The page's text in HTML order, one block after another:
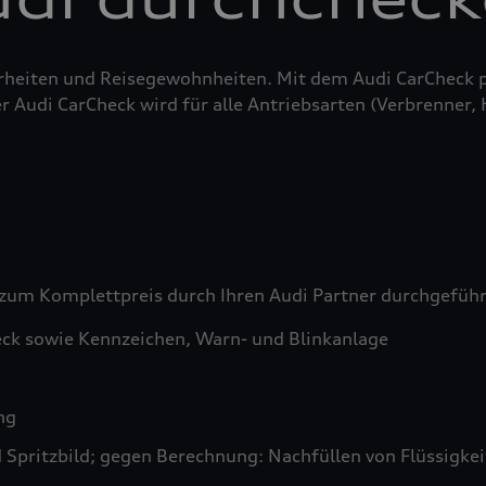
und Reisegewohnheiten. Mit dem Audi
CarCheck wird für alle Antriebsarten (Verbrenner,
Komplettpreis durch Ihren Audi Partner
sowie Kennzeichen, Warn- und Blinkanlage
gegen Berechnung: Nachfüllen von